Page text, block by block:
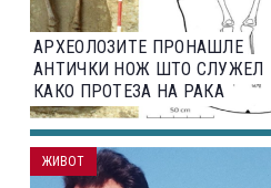
АРХЕОЛОЗИТЕ ПРОНАШЛЕ
АНТИЧКИ НОЖ ШТО СЛУЖЕЛ
КАКО ПРОТЕЗА НА РАКА
ЖИВОТ